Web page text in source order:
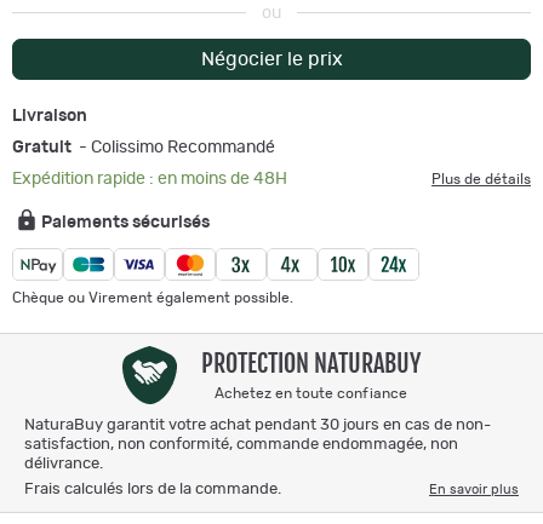
ou
Négocier le prix
Livraison
Gratuit - Colissimo Recommandé
Expédition rapide : en moins de 48H
Plus de détails
Paiements sécurisés
Chèque ou Virement également possible.
PROTECTION NATURABUY
Achetez en toute confiance
NaturaBuy garantit votre achat pendant 30 jours en cas de non-
satisfaction, non conformité, commande endommagée, non
délivrance.
Frais calculés lors de la commande.
En savoir plus